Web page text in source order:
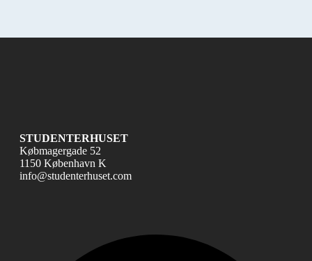
STUDENTERHUSET
Købmagergade 52
1150 København K
info@studenterhuset.com